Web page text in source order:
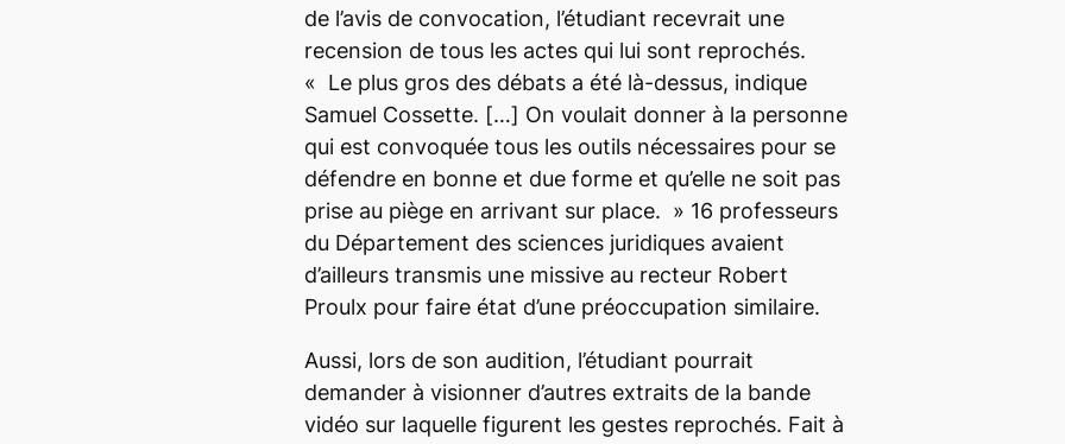
de l’avis de convocation, l’étudiant recevrait une
recension de tous les actes qui lui sont reprochés.
« Le plus gros des débats a été là-dessus, indique
Samuel Cossette. […] On voulait donner à la personne
qui est convoquée tous les outils nécessaires pour se
défendre en bonne et due forme et qu’elle ne soit pas
prise au piège en arrivant sur place. » 16 professeurs
du Département des sciences juridiques avaient
d’ailleurs transmis une missive au recteur Robert
Proulx pour faire état d’une préoccupation similaire.
Aussi, lors de son audition, l’étudiant pourrait
demander à visionner d’autres extraits de la bande
vidéo sur laquelle figurent les gestes reprochés. Fait à